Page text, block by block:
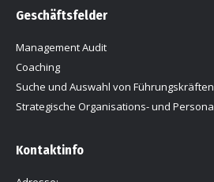
Geschäftsfelder
Management Audit
Coaching
Suche und Auswahl von Führungskräften
Strategische Organisations- und
Kontaktinfo